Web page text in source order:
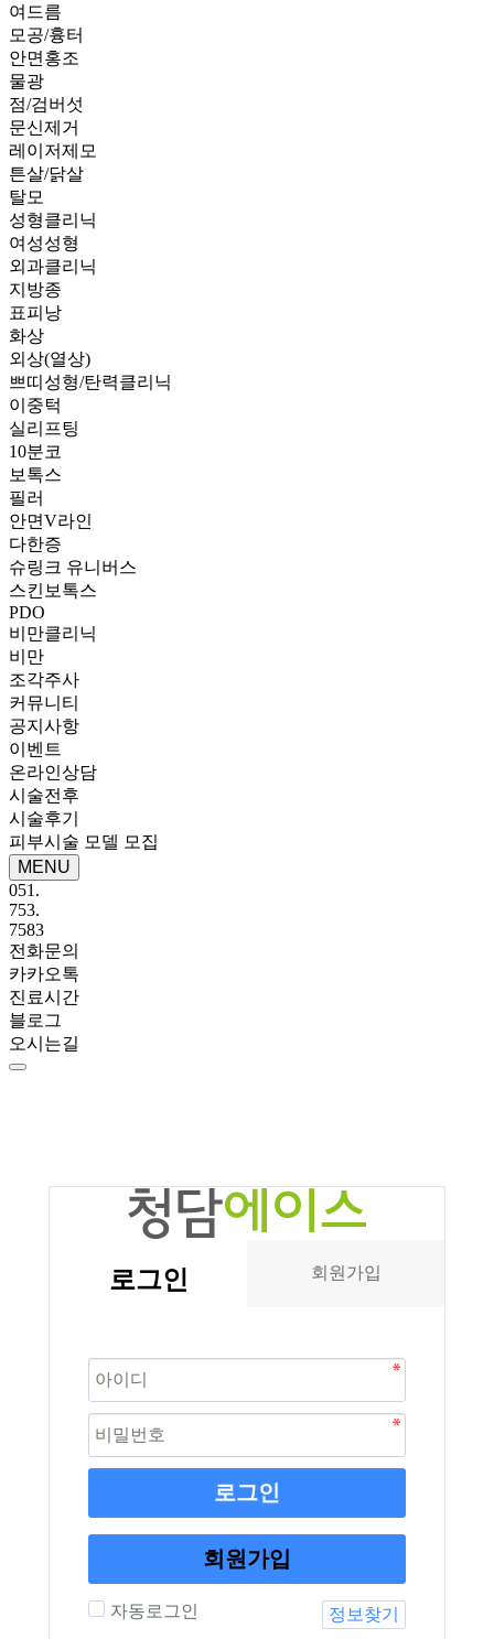
여드름
모공/흉터
안면홍조
물광
점/검버섯
문신제거
레이저제모
튼살/닭살
탈모
성형클리닉
여성성형
외과클리닉
지방종
표피낭
화상
외상(열상)
쁘띠성형/탄력클리닉
이중턱
실리프팅
10분코
보톡스
필러
안면V라인
다한증
슈링크 유니버스
스킨보톡스
PDO
비만클리닉
비만
조각주사
커뮤니티
공지사항
이벤트
온라인상담
시술전후
시술후기
피부시술 모델 모집
MENU
051.
753.
7583
전화문의
카카오톡
진료시간
블로그
오시는길
로그인 회원가입
로그인
회원가입
자동로그인 정보찾기